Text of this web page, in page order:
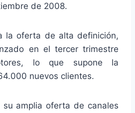
de 2008.
la oferta de alta definición,
en el tercer trimestre
lo que supone la
nuevos clientes.
su amplia oferta de canales